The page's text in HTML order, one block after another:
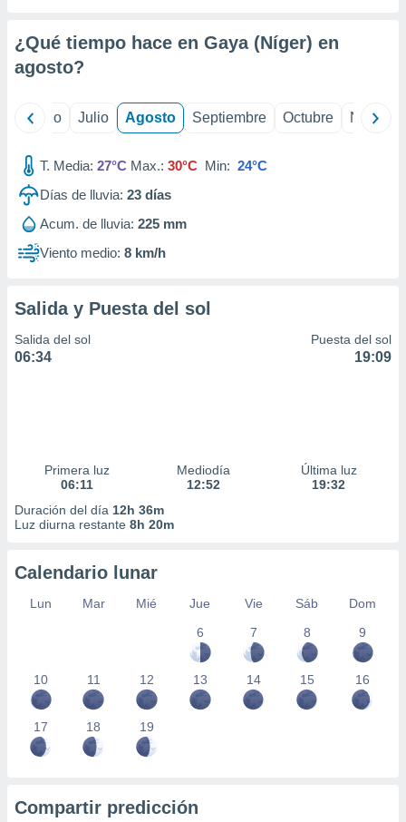
e
de
¿Qué tiempo hace en Gaya (Níger) en
agosto?
Junio Julio Agosto Septiembre Octubre
T. Media: 27°C Max.: 30°C Min: 24°C
Días de lluvia: 23 días
Acum. de lluvia: 225 mm
Viento medio: 8 km/h
Salida y Puesta del sol
Salida del sol
06:34
Puesta del sol
19:09
Primera luz
06:11
Mediodía
12:52
Última luz
19:32
Duración del día 12h 36m
Luz diurna restante 8h 20m
Calendario lunar
Lun Mar Mié Jue Vie Sáb
Dom
6
7 8 9
10 11 12 13 14 15 16
17 18 19
Compartir predicción